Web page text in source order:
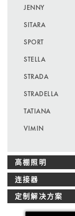
JENNY
SITARA
SPORT
STELLA
STRADA
STRADELLA
TATIANA
VIMIN
高棚照明
连接器
定制解决方案